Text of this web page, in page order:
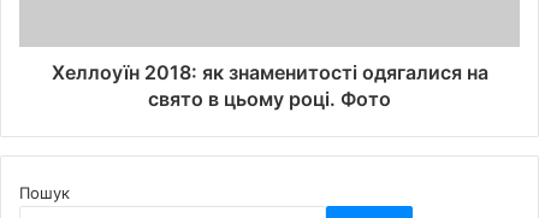
Хеллоуїн 2018: як знаменитості одягалися на
свято в цьому році. Фото
Пошук